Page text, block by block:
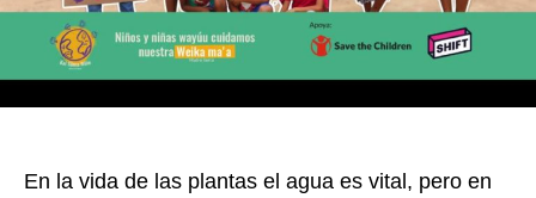
y
En la vida de las plantas el agua es vital, pero en